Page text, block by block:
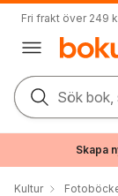
Fri frakt över 249
Sök bok,
Skapa
Kultur